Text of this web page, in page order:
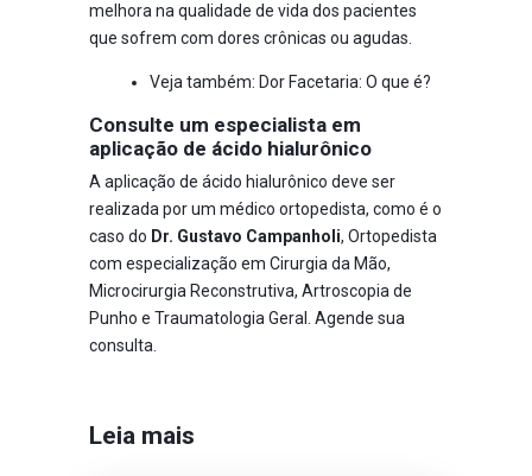
melhora na qualidade de vida dos pacientes
que sofrem com dores crônicas ou agudas.
Veja também: Dor Facetaria: O que é?
Consulte um especialista em
aplicação de ácido hialurônico
A aplicação de ácido hialurônico deve ser
realizada por um médico ortopedista, como é o
caso do Dr. Gustavo Campanholi, Ortopedista
com especialização em Cirurgia da Mão,
Microcirurgia Reconstrutiva, Artroscopia de
Punho e Traumatologia Geral. Agende sua
consulta.
Leia mais